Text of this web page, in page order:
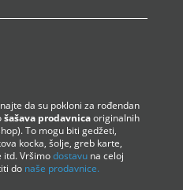
da su pokloni za rođendan
šašava prodavnicaoriginalnih
To mogu biti gedžeti,
kocka, šolje, greb karte,
itd. Vršimodostavu na celoj
do naše prodavnice.